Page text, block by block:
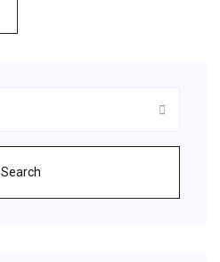
Search